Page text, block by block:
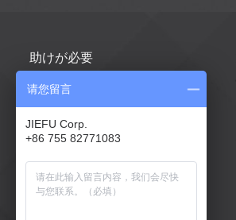
助けが必要
家
製品
お問い合わせ
请您留言
JIEFU Corp.
+86 755 82771083